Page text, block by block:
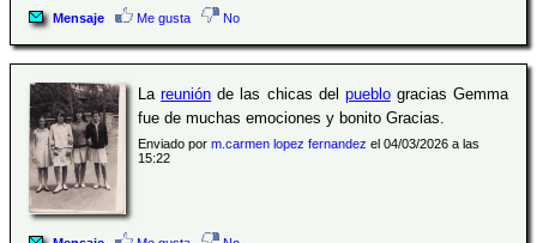
Mensaje Me gusta No
Lareunión de las chicas del pueblogracias Gemma
fue de muchas emociones y bonito Gracias.
Enviado por m.carmen lopez fernandez el 04/03/2026 a las
15:22